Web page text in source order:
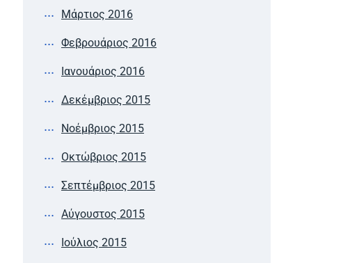
Μάρτιος 2016
Φεβρουάριος 2016
Ιανουάριος 2016
Δεκέμβριος 2015
Νοέμβριος 2015
Οκτώβριος 2015
Σεπτέμβριος 2015
Αύγουστος 2015
Ιούλιος 2015